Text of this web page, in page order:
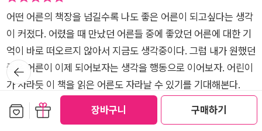
장바구니 구매하기
다양한 소통과 이해의 방식을 가진 미래로 나아갈 수 있다. 이와
같이 이 책은 학교, 문화 예술, 각종 시설과 제도 등을 통해 공공
성의 가치를 강조하며, 어린이와 청소년을 위한 일이 우리 모두의
미래를 위한 일임을 다시금 분명히 보여주고 있다.
에 들러 책을 가지고 왔다. 거리가 아주 멀진 않아도 왕복 두 시간
은 걸리기에 쉬운 결정은 아니었지만 내가 즐겁게 읽었던 책에 사
인을 받고 싶었다.<어떤 어른>을 받아서 저자와의 만남 전까지
다 읽기 위해 열심히 읽었으나 2/3 밖에 읽지 못 했는데 막상 가
니까 당연히 다 못 읽었을 거라는 전제로 이야기를 풀어주셔서 죄
책감 없이 행사에 임했고 듣는 내내 마음이 편했다.작가님은 MB
TI 자격증이 있는 전문가이시다. 작가님의 블로그를 통해 읽은
어떤 어른의 책장을 넘길수록 나도 좋은 어른이 되고싶다는 생각
이 커졌다. 어렸을 때 만났던 어른들 중에 좋았던 어른에 대한 기
억이 바로 떠오르지 않아서 지금도 생각중이다. 그럼 내가 원했던
좋은 어른이 이제 되어보자는 생각을 행동으로 이어보자. 어린이
가 자라듯 이 책을 읽은 어른도 자라날 수 있기를 기대해본다.
더보기
뒤로가
기